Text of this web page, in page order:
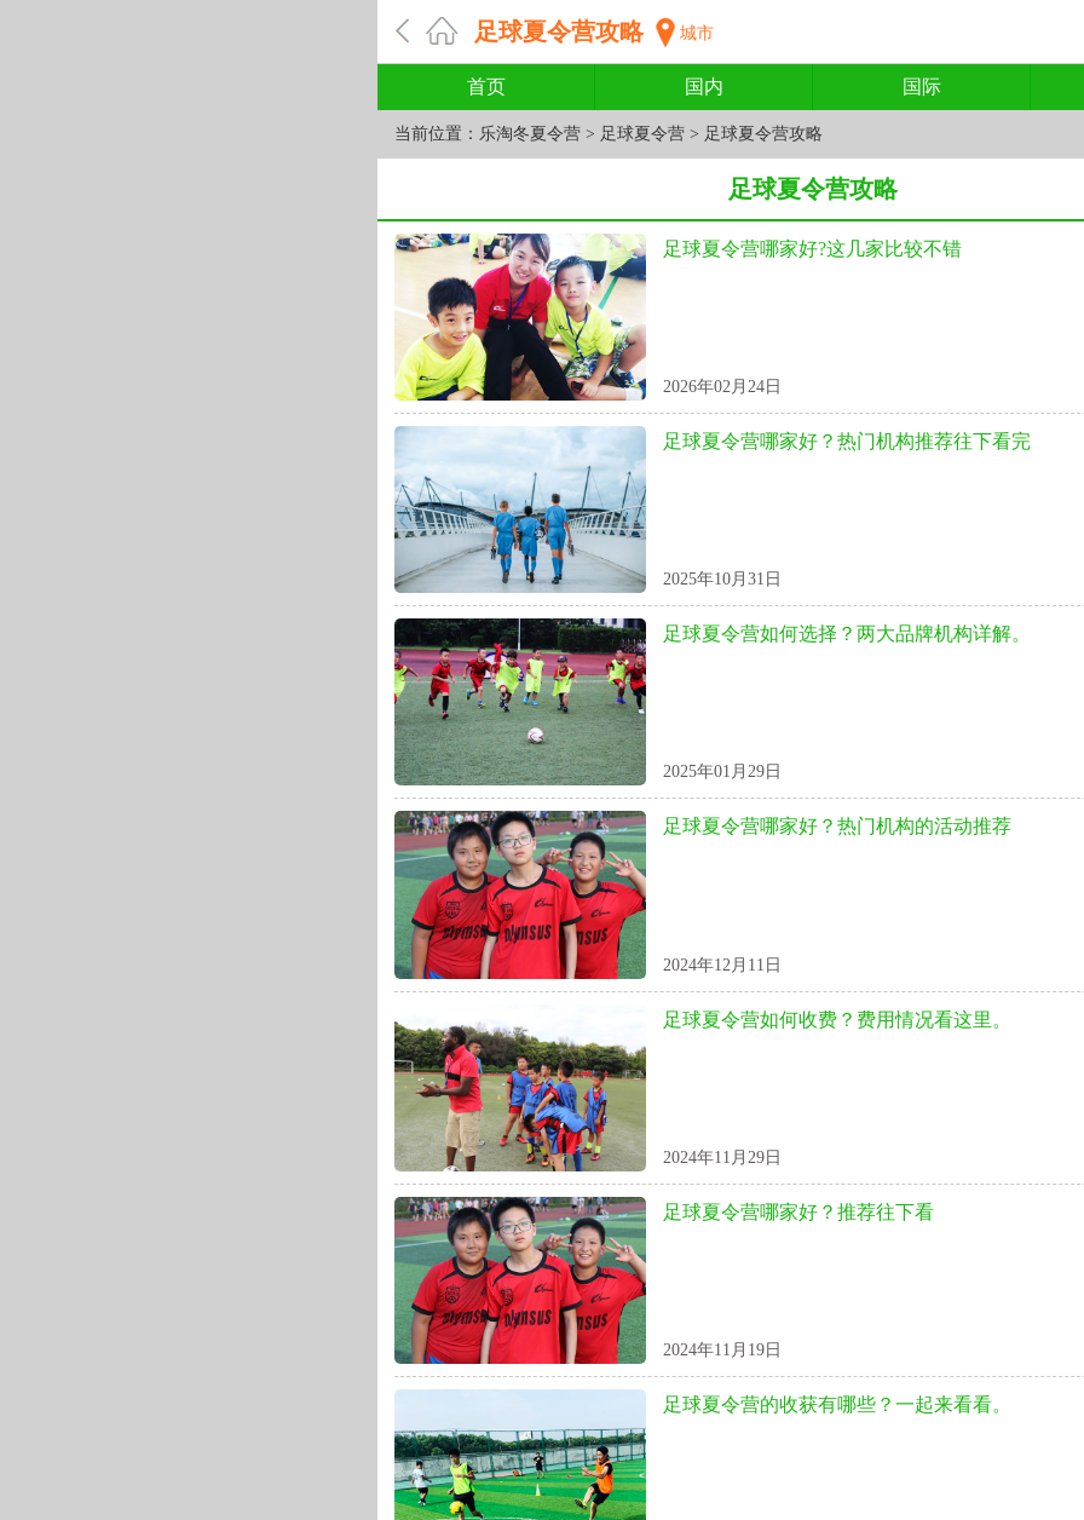
足球夏令营攻略 城市
首页 国内 国际
当前位置： 乐淘冬夏令营 > 足球夏令营 > 足球夏令营攻略
足球夏令营攻略
足球夏令营哪家好?这几家比较不错
2026年02月24日
足球夏令营哪家好？热门机构推荐往下看完
2025年10月31日
足球夏令营如何选择？两大品牌机构详解。
2025年01月29日
足球夏令营哪家好？热门机构的活动推荐
2024年12月11日
足球夏令营如何收费？费用情况看这里。
2024年11月29日
足球夏令营哪家好？推荐往下看
2024年11月19日
足球夏令营的收获有哪些？一起来看看。